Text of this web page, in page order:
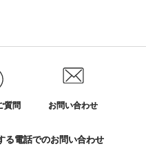
質問 お問い合わせ
る電話でのお問い合わせ